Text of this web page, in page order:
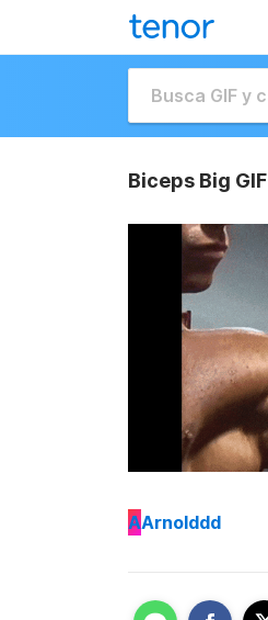
Biceps Big GIF
AArnolddd